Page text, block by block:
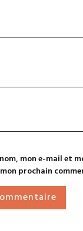
mon e-mail et
prochain